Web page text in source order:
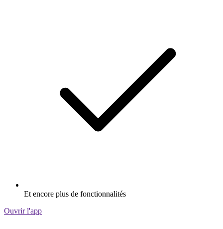
Et encore plus de fonctionnalités
Ouvrir l'app